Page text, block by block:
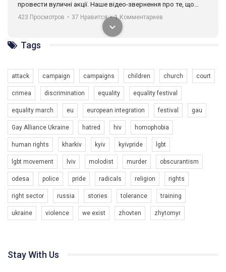
провести вуличні акції. Наше відео-звернення про те, що
навіть коли ми у різних містах та не можемо зустрінеться, ми
разом. Ми закликаємо всіх хто поділяє цінності рівності та
солідарності, приєднатися до нас. Регіональні підрозділи
ГАУ є в 16 областях України.
Разом наш голос лунає гучніше!
423 Просмотров • 37 Нравится • 1 Комментариев
Зупинимо насильство проти ЛГБТ в Україні! Stop violence against LGBT in Ukraine!
6/30/2017
Емоційний та вражаючий промо-ролік на конкурс PACT, який
представляє програму "Гей-альянс Україна" з протидії
насильству проти ЛГБТ в Україні.
Якщо ти хочеш підтримати нас - просто натисни "лайк" під
1.9K Просмотров • 226 Нравится 5 Комментариев
Tags
attack campaign campaigns children church court
crimea discrimination equality equality festival
equality march eu european integration festival gau
Gay Alliance Ukraine hatred hiv homophobia
human rights kharkiv kyiv kyivpride lgbt
lgbt movement lviv molodist murder obscurantism
odesa police pride radicals religion rights
right sector russia stories tolerance training
ukraine violence we exist zhovten zhytomyr
Stay With Us